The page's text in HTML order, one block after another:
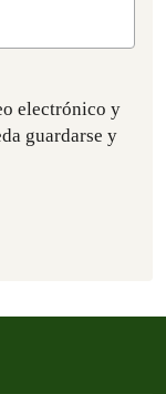
electrónico y
guardarse y